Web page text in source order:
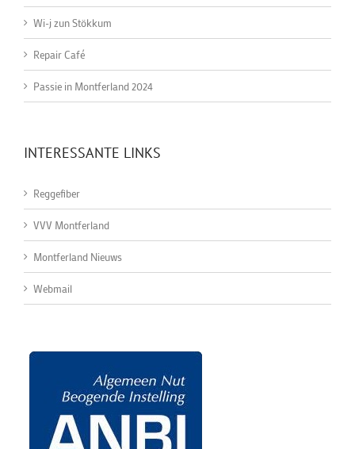
Wi-j zun Stökkum
Repair Café
Passie in Montferland 2024
INTERESSANTE LINKS
Reggefiber
VVV Montferland
Montferland Nieuws
Webmail